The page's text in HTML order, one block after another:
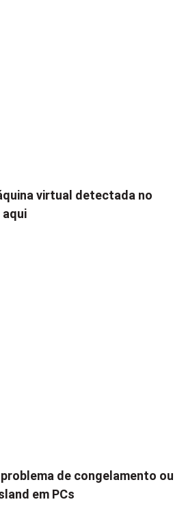
virtual detectada no
aqui
de congelamento ou
em PCs